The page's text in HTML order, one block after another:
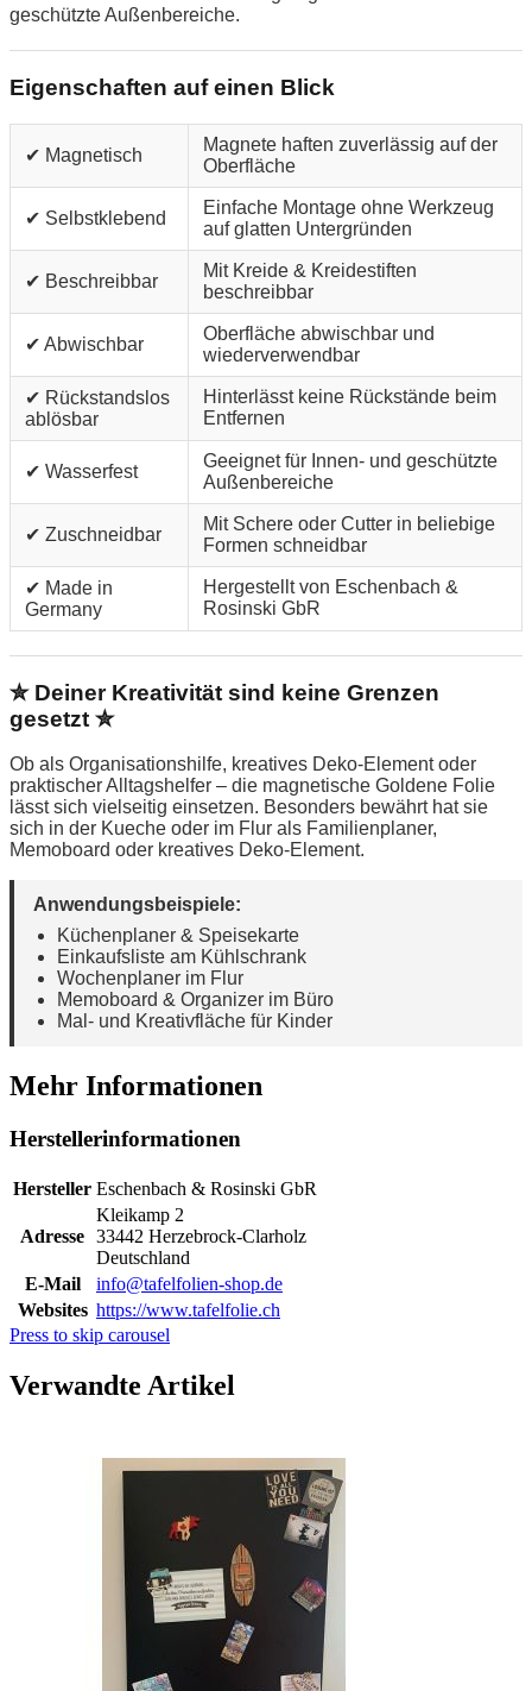
geschützte Außenbereiche.
Eigenschaften auf einen Blick
✔ Magnetisch
Magnete haften zuverlässig auf der
Oberfläche
✔ Selbstklebend
Einfache Montage ohne Werkzeug
auf glatten Untergründen
✔ Beschreibbar
Mit Kreide & Kreidestiften
beschreibbar
✔ Abwischbar
Oberfläche abwischbar und
wiederverwendbar
✔ Rückstandslos
ablösbar
Hinterlässt keine Rückstände beim
Entfernen
✔ Wasserfest
Geeignet für Innen- und geschützte
Außenbereiche
✔ Zuschneidbar
Mit Schere oder Cutter in beliebige
Formen schneidbar
✔ Made in
Germany
Hergestellt von Eschenbach &
Rosinski GbR
✮ Deiner Kreativität sind keine Grenzen
gesetzt ✮
Ob als Organisationshilfe, kreatives Deko-Element oder
praktischer Alltagshelfer – die magnetische Goldene Folie
lässt sich vielseitig einsetzen. Besonders bewährt hat sie
sich in der Kueche oder im Flur als Familienplaner,
Memoboard oder kreatives Deko-Element.
Anwendungsbeispiele:
Küchenplaner & Speisekarte
Einkaufsliste am Kühlschrank
Wochenplaner im Flur
Memoboard & Organizer im Büro
Mal- und Kreativfläche für Kinder
Mehr Informationen
Herstellerinformationen
Hersteller Eschenbach & Rosinski GbR
Adresse
Kleikamp 2
33442 Herzebrock-Clarholz
Deutschland
E-Mail
info@tafelfolien-shop.de
Websites https://www.tafelfolie.ch
Press to skip carousel
Verwandte Artikel